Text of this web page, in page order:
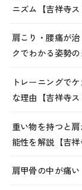
ニズム【吉祥寺ス
肩こり・腰痛が
クでわかる姿勢
トレーニングで
な理由【吉祥寺ス
重い物を持つと
能性を解説【吉祥
肩甲骨の中が痛い